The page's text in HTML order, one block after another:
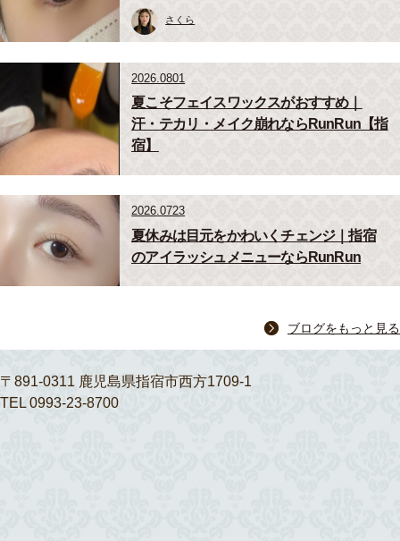
さくら
2026.0801
夏こそフェイスワックスがおすすめ｜
汗・テカリ・メイク崩れならRunRun【指
宿】
2026.0723
夏休みは目元をかわいくチェンジ｜指宿
のアイラッシュメニューならRunRun
ブログをもっと見る
〒891-0311 鹿児島県指宿市西方1709-1
TEL 0993-23-8700